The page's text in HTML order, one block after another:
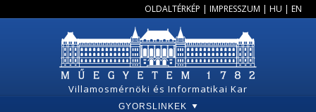
OLDALTÉRKÉP | IMPRESSZUM | HU | EN
Villamosmérnöki és Informatikai Kar
GYORSLINKEK